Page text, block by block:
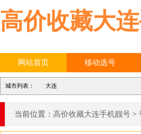
高价收藏大
网站首页 移动选号
城市列表： 大连
当前位置： 高价收藏大连手机靓号 >